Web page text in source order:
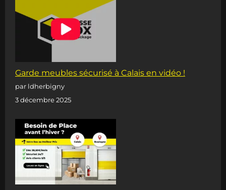
Garde meubles sécurisé à Calais en vidéo !
par ldherbigny
3 décembre 2025